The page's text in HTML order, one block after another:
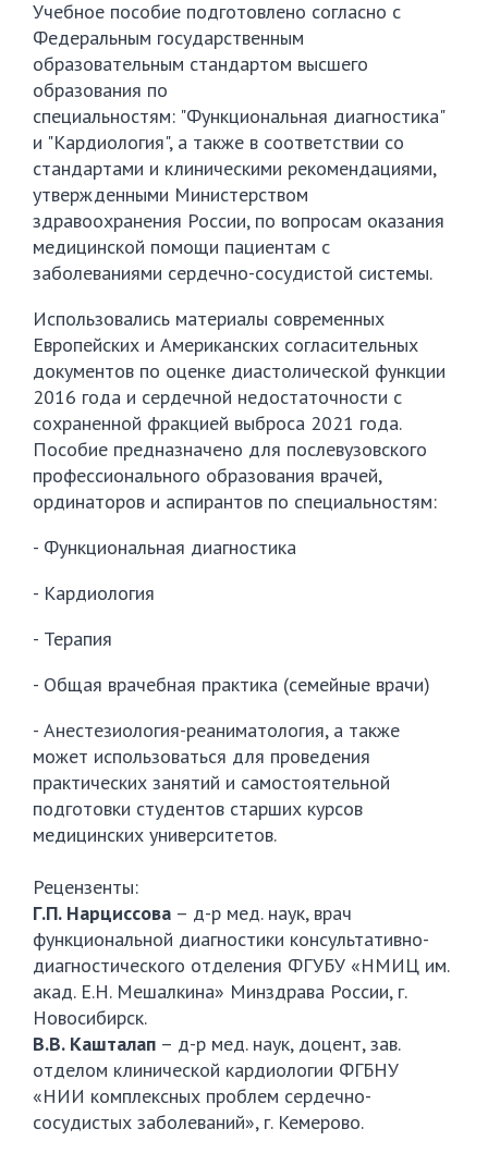
Учебное пособие подготовлено согласно с
Федеральным государственным
образовательным стандартом высшего
образования по
специальностям: "Функциональная диагностика"
и "Кардиология", а также в соответствии со
стандартами и клиническими рекомендациями,
утвержденными Министерством
здравоохранения России, по вопросам оказания
медицинской помощи пациентам с
заболеваниями сердечно-сосудистой системы.
Использовались материалы современных
Европейских и Американских согласительных
документов по оценке диастолической функции
2016 года и сердечной недостаточности с
сохраненной фракцией выброса 2021 года.
Пособие предназначено для послевузовского
профессионального образования врачей,
ординаторов и аспирантов по специальностям:
- Функциональная диагностика
- Кардиология
- Терапия
- Общая врачебная практика (семейные врачи)
- Анестезиология-реаниматология, а также
может использоваться для проведения
практических занятий и самостоятельной
подготовки студентов старших курсов
медицинских университетов.
Рецензенты:
Г.П. Нарциссова – д-р мед. наук, врач
функциональной диагностики консультативно-
диагностического отделения ФГУБУ «НМИЦ им.
акад. Е.Н. Мешалкина» Минздрава России, г.
Новосибирск.
В.В. Кашталап – д-р мед. наук, доцент, зав.
отделом клинической кардиологии ФГБНУ
«НИИ комплексных проблем сердечно-
сосудистых заболеваний», г. Кемерово.